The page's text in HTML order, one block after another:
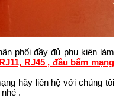
phối đầy đủ phụ kiện làm
RJ45 , đầu bấm mạng
hãy liên hệ với chúng tôi
.